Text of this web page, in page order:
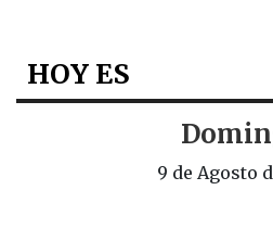
HOY ES
9 de Agosto